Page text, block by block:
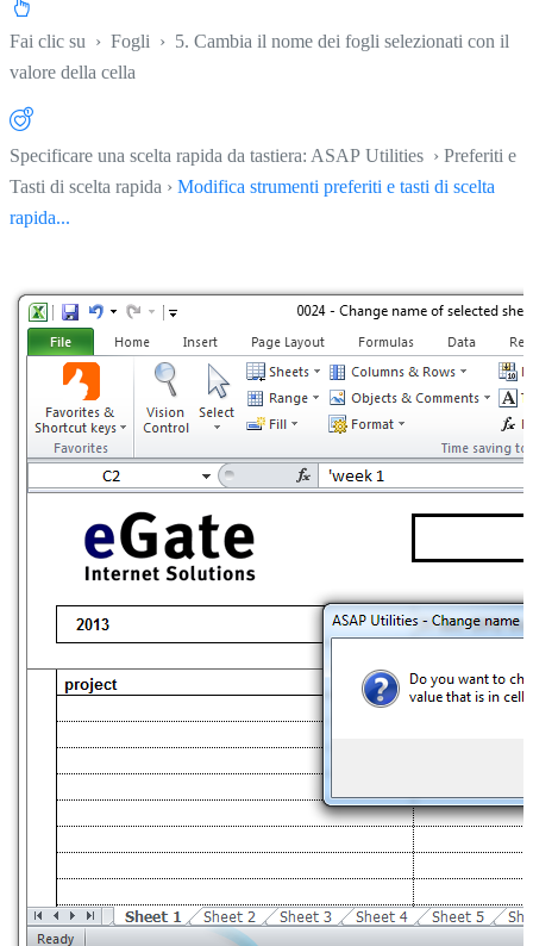
Fai clic su › Fogli › 5. Cambia il nome dei fogli selezionati con il
valore della cella
Specificare una scelta rapida da tastiera: ASAP Utilities › Preferiti e
Tasti di scelta rapida › Modifica strumenti preferiti e tasti di scelta
rapida...